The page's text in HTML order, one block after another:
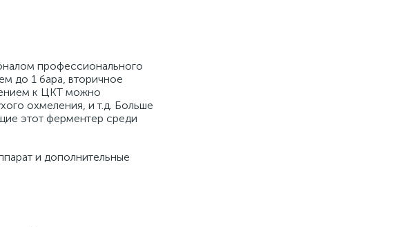
профессионального
до 1 бара, вторичное
к ЦКТ можно
охмеления, и т.д. Больше
этот ферментер среди
и дополнительные